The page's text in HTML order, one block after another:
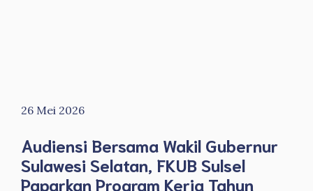
26 Mei 2026
Audiensi Bersama Wakil Gubernur
Sulawesi Selatan, FKUB Sulsel
Paparkan Program Kerja Tahun